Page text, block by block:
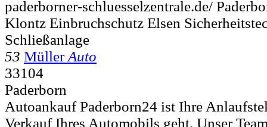
paderborner-schluesselzentrale.de/
Klontz Einbruchschutz Elsen
Schließanlage
53 Müller Auto
33104
Paderborn
Autoankauf Paderborn24 ist Ihre
Verkauf Ihres Automobils geht. Unser